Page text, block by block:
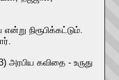
நிரூபிக்கட்டும்.
கவிதை - உருது